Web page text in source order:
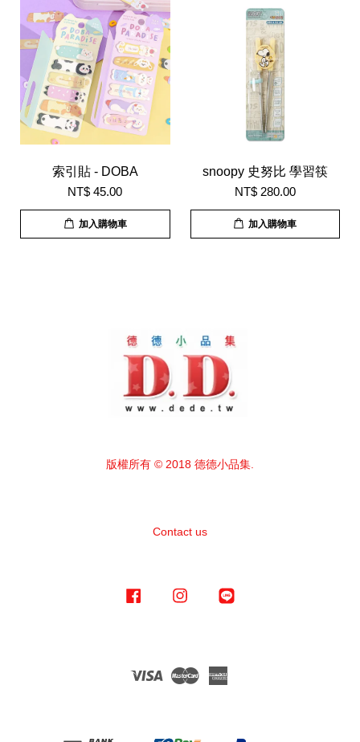
索引貼 - DOBA
NT$ 45.00
加入購物車
snoopy 史努比 學習筷
NT$ 280.00
加入購物車
版權所有 © 2018 德德小品集.
Contact us
Facebook Instagram
Visa Master